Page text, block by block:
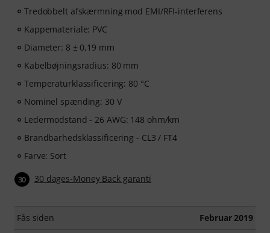
Tredobbelt afskærmning mod EMI/RFI-interferens
Kappemateriale: PVC
Diameter: 8 ± 0,19 mm
Kabelbøjningsradius: 80 mm
Temperaturklassificering: 80 °C
Nominel spænding: 30 V
Ledermodstand - 26 AWG: 148 ohm/km
Brandbarhedsklassificering - CL3 / FT4
Farve: Sort
30 30 dages-Money Back garanti
Fås siden Februar 2019